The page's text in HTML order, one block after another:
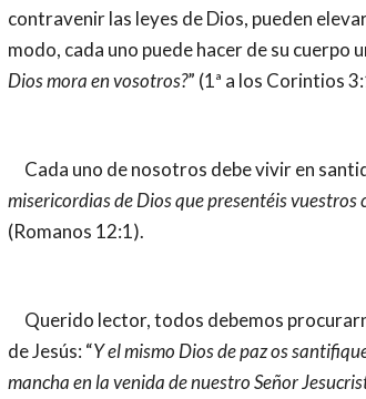
contravenir las leyes de Dios, pueden
modo, cada uno puede hacer de su cuerpo
Dios mora en vosotros?” (1ª a los Corintios
Cada uno de nosotros debe vivir en
misericordias de Dios que presentéis
(Romanos 12:1).
de Jesús: “Y el mismo Dios de paz os
mancha en la venida de nuestro Señor